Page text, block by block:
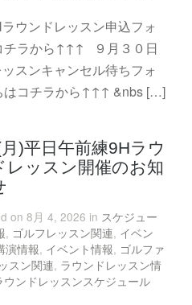
ウンドレッスン申込フォ
チラから↑↑↑ ９月３０日
スンキャンセル待ちフォ
はコチラから↑↑↑ &nbs […]
)平日午前練9Hラウ
レッスン開催のお知
on 8月 4, 2026 in スケジュー
, ゴルフレッスン関連, イベン
演情報, イベント情報, ゴルファ
スン関連, ラウンドレッスン情
ウンドレッスンスケジュール